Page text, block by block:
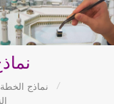
نماذج
/